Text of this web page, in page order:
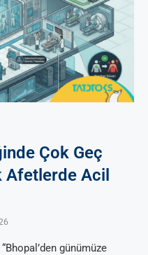
Çok Geç
Acil
günümüze